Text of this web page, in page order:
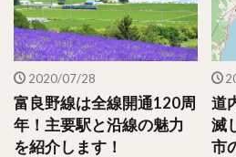
2020/07/28
富良野線は全線開通120周
年！主要駅と沿線の魅力
を紹介します！
道
滅
市